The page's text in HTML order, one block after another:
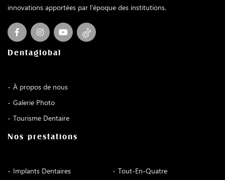
innovations apportées par l’époque des institutions.
Dentaglobal
À propos de nous
Galerie Photo
Tourisme Dentaire
Nos prestations
Implants Dentaires
Tout-En-Quatre